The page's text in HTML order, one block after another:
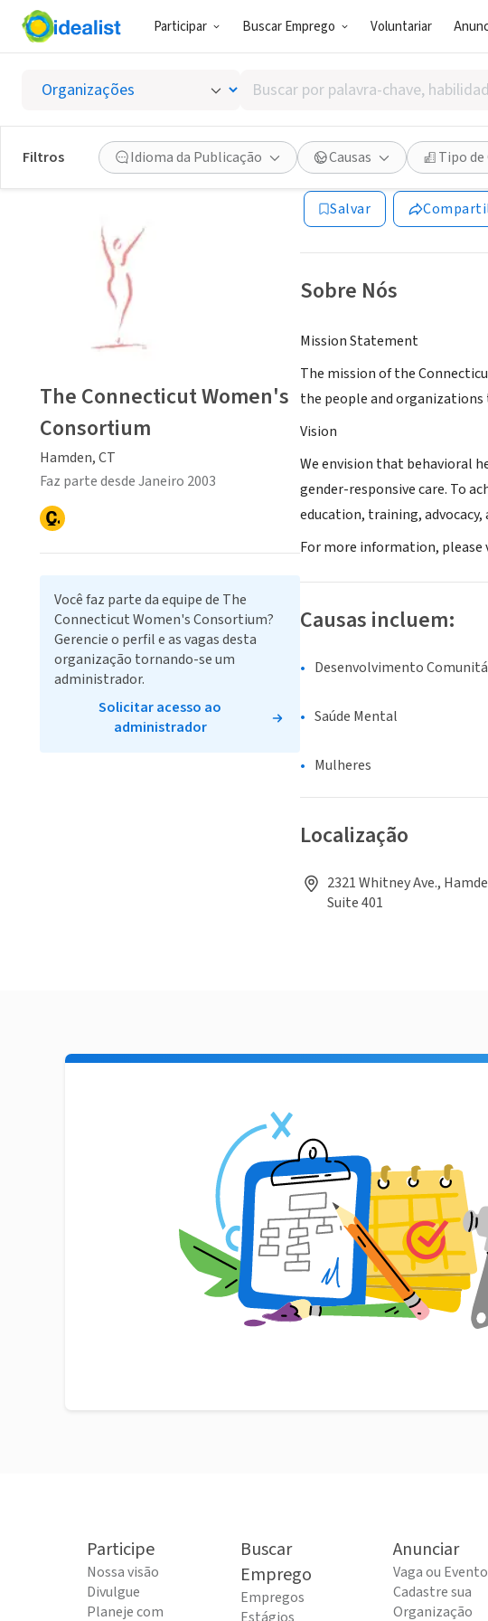
Participar Buscar Emprego Voluntariar
Buscar
por
palavra-
chave,
habilidades
ou
interesses
Filtros Idioma da Publicação Causas Tipo
The
Hamden, CT |
Salvar
Sobre Nós
Mission Statement
The mission of the
the people and
Vision
We envision that behavioral
gender-responsive care. To
education, training,
For more information, please
Causas incluem:
Desenvolvimento
Saúde Mental
Mulheres
Localização
2321 Whitney Ave.,
Suite 401
The Connecticut Women's
Consortium
Hamden, CT
Faz parte desde Janeiro 2003
Você faz parte da equipe de The
Connecticut Women's Consortium?
Gerencie o perfil e as vagas desta
organização tornando-se um
administrador.
Solicitar acesso ao
administrador
Participe
Nossa visão
Divulgue
Planeje com
Buscar
Emprego
Empregos
Anunciar
Vaga ou Evento
Cadastre sua
Organização